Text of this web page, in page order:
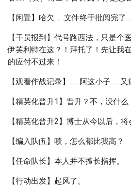
【闲置】哈欠……文件终于批阅完了
【干员报到】代号路西法，只是个
伊芙利特在这？！拜托了！先让我
的应付不过来！
【观看作战记录】……阿这小子……
【精英化晋升1】晋升？不，没什
【精英化晋升2】博士从今以后，将
【编入队伍】啧，怎么都比我高？
【任命队长】本人并不擅长指挥。
【行动出发】起风了。